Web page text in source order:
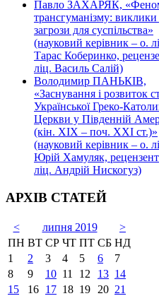
Павло ЗАХАРЯК,
трансгуманізму: виклики
загрози для суспільства»
(науковий керівник – о.
Тарас Коберинко,
ліц. Василь Салій)
Володимир ПАНЬКІВ,
«Заснування і розвиток
Української Греко-
Церкви у Південній
(кін. ХІХ – поч. ХХІ ст.)»
(науковий керівник – о.
Юрій Хамуляк,
ліц. Андрій Нискогуз)
АРХІВ СТАТЕЙ
< липня 2019
>
ПН ВТ СР ЧТ ПТ СБ НД
1
2 3 4 5 6
7
8
9 10 11 12 13 14
15
16 17 18 19 20 21